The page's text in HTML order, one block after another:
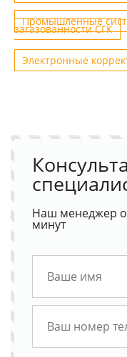
Промышленные
загазованности СГК
Электронные
Наш менеджер
минут